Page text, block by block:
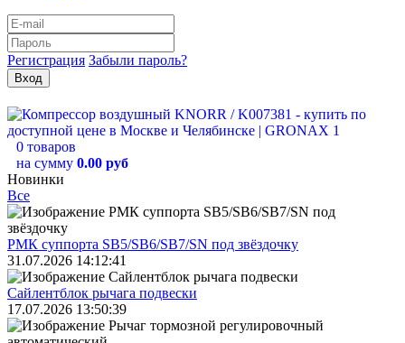
Регистрация Забыли пароль?
0 товаров
на сумму 0.00 руб
Новинки
Все
РМК суппорта SB5/SB6/SB7/SN под звёздочку
31.07.2026 14:12:41
Сайлентблок рычага подвески
17.07.2026 13:50:39